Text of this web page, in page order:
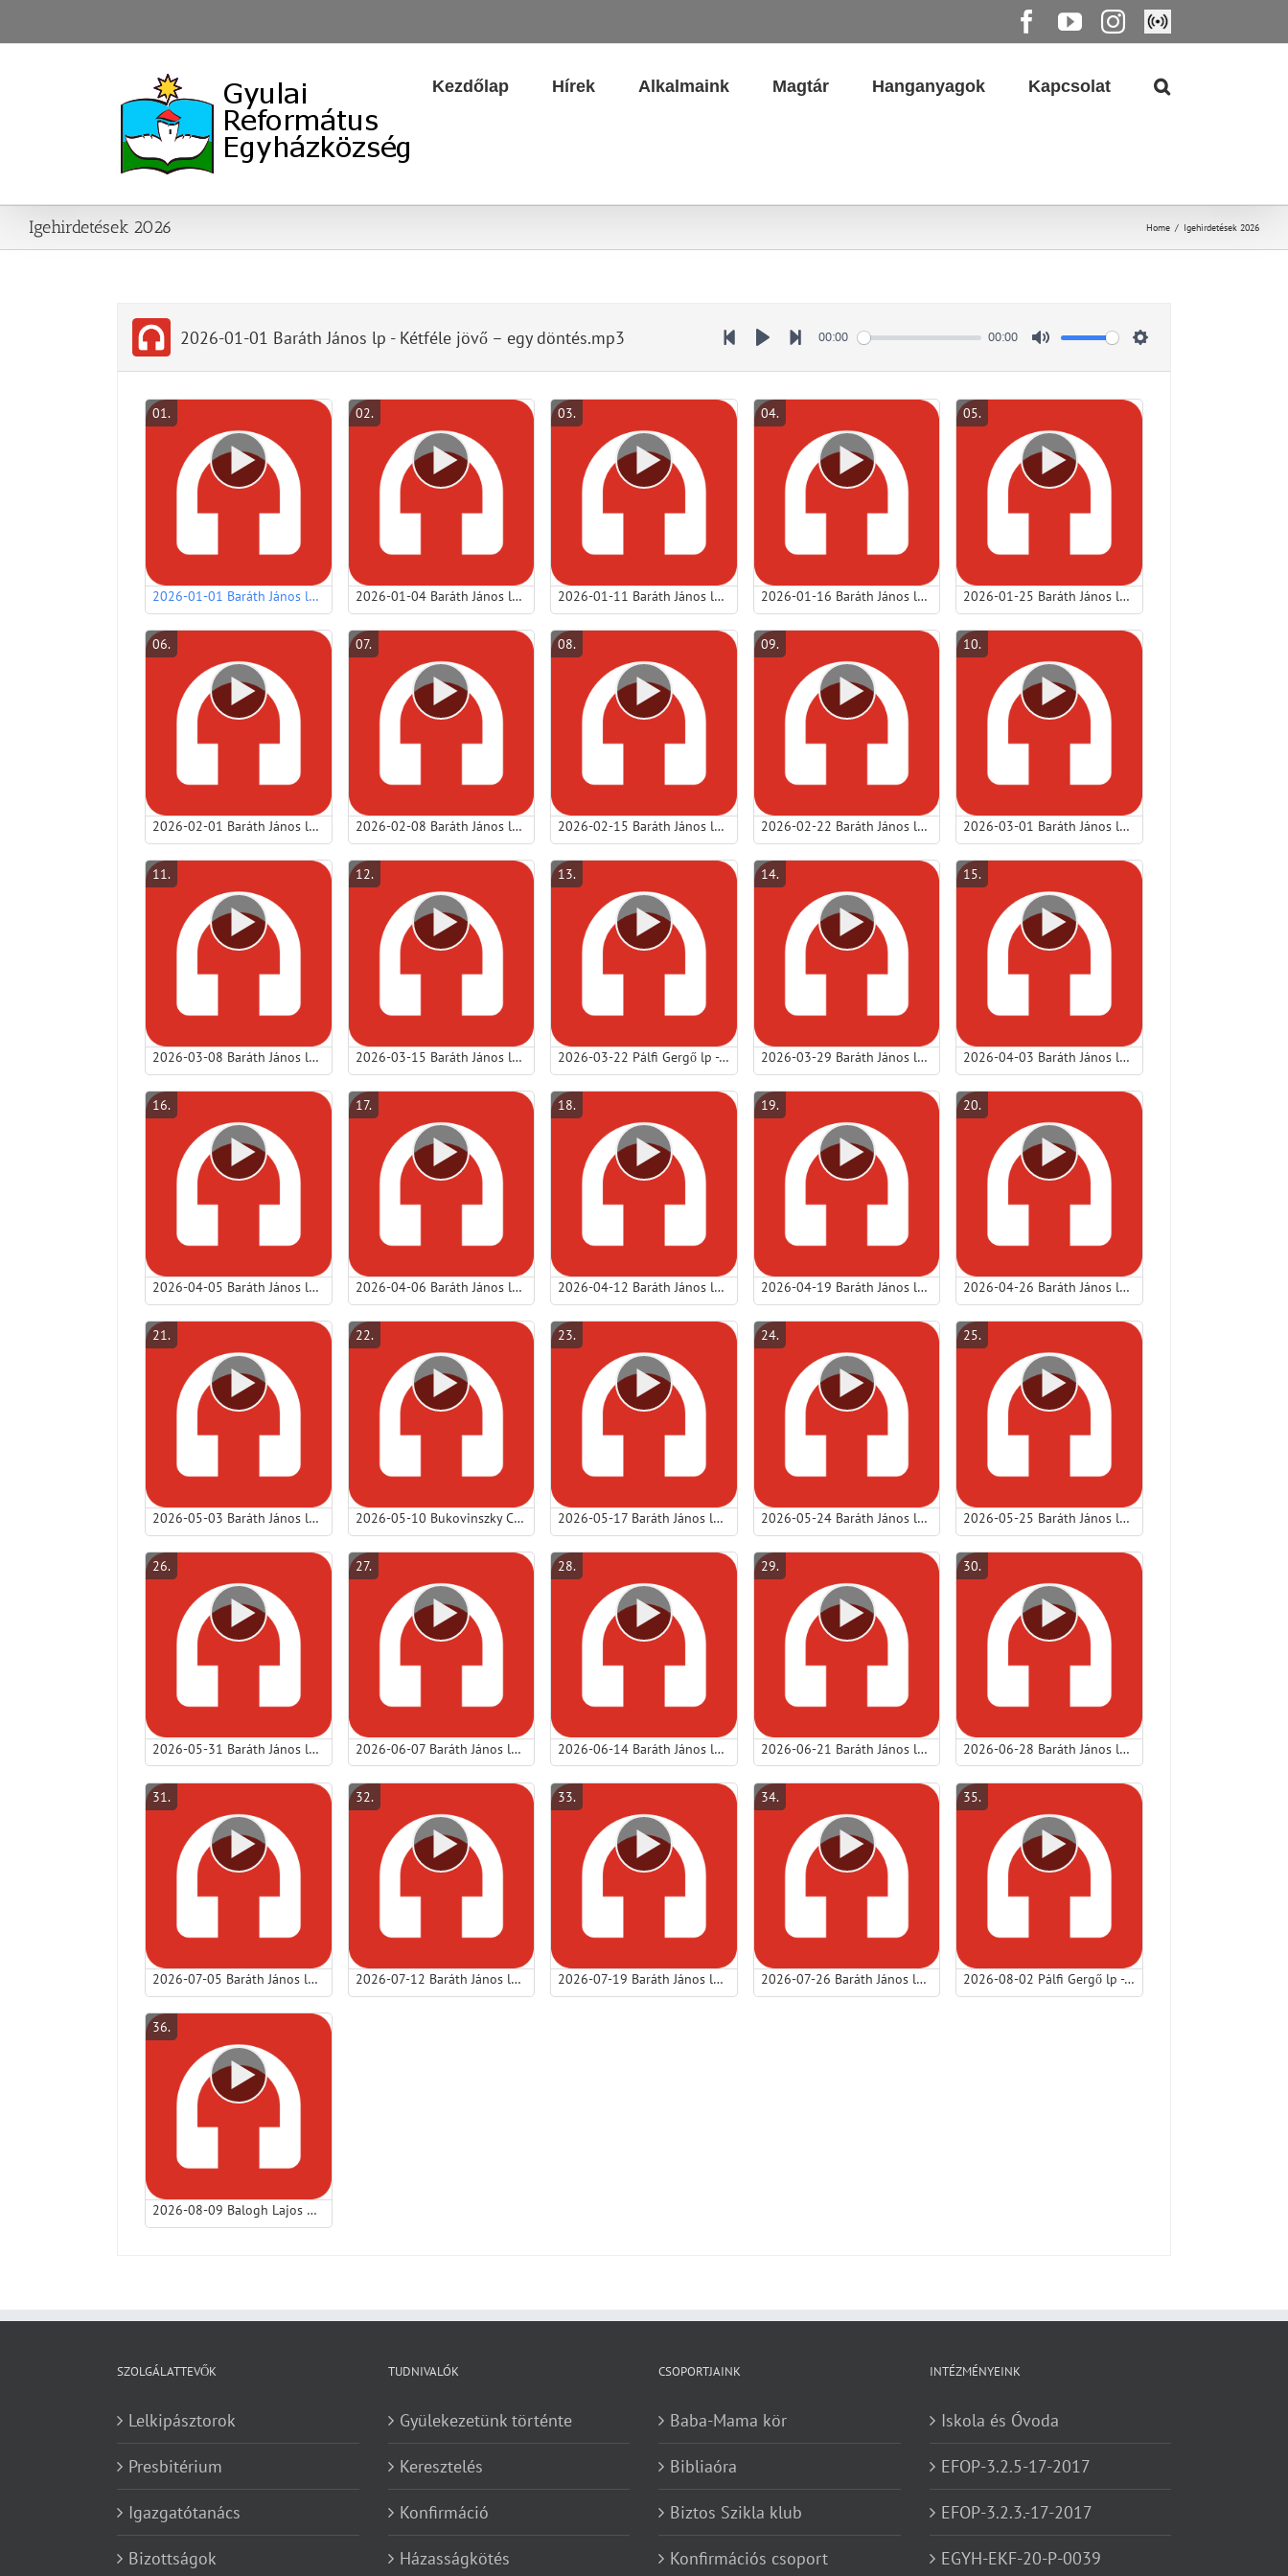
to
Facebook
YouTube
Instagram
Élő
közvetítés
Kezdőlap Hírek Alkalmaink Magtár Hanganyagok Kapcsolat
Igehirdetések 2026 Home / Igehirdetések 2026
2026-01-01 Baráth János lp - Kétféle jövő – egy döntés.mp3
00:00 00:00
01.
2026-01-01 Baráth János lp - Kétféle jövő – egy döntés.mp3
02.
2026-01-04 Baráth János lp - A csend, amely életre hív.mp3
03.
2026-01-11 Baráth János lp - Egy kérdés, ami mindent megváltoztat.mp3
04.
2026-01-16 Baráth János lp - Keresés és fáradozás: a veszendőtől a maradandóig.mp3
05.
2026-01-25 Baráth János lp - Jézus családjának a hitre jutása.mp3
06.
2026-02-01 Baráth János lp - A földre írt ítélet – és az égig érő kegyelem.mp3
07.
2026-02-08 Baráth János lp - A vak szíveknek is Jézus gyógyítására van szüksége!.mp3
08.
2026-02-15 Baráth János lp - Van, aki ismer, számontart és szeret.mp3
09.
2026-02-22 Baráth János lp - Van, aki segít!.mp3
10.
2026-03-01 Baráth János lp - Isten igéje megment és megítél.mp3
11.
2026-03-08 Baráth János lp - Nyugtalankodás helyett inkább higgy!.mp3
12.
2026-03-15 Baráth János lp - Önfeláldozó szeretet, megváltó szeretet.mp3
13.
2026-03-22 Pálfi Gergő lp - Kérjetek, hogy örömötök teljes legyen!.mp3
14.
2026-03-29 Baráth János lp - Virágvasárnapi örömök és könnyek.mp3
15.
2026-04-03 Baráth János lp - A megváltás ára: A kereszt - (Nagypéntek).mp3
16.
2026-04-05 Baráth János lp - Húsvét három nézőpontja - (Húsvétvasárnap).mp3
17.
2026-04-06 Baráth János lp - A Feltámadott hív: jöjjetek egyetek! - (Húsvéthétfő).mp3
18.
2026-04-12 Baráth János lp - Nem a tányérod, hanem a szíved számít.mp3
19.
2026-04-19 Baráth János lp - Négyféle szív, egyetlen Ige, örök következmény.mp3
20.
2026-04-26 Baráth János lp - A reménység, amely nem szégyenít meg.mp3
21.
2026-05-03 Baráth János lp - Egy nevetés útja: kétkedéstől a csodálkozásig.mp3
22.
2026-05-10 Bukovinszky Csáki Tünde lp - Engedelmesség és megszentelődés.mp3
23.
2026-05-17 Baráth János lp - A hit hallásból van.mp3
24.
2026-05-24 Baráth János lp - Pünkösdi láng – a küldetés tüze - (Pünkösdvasárnap).mp3
25.
2026-05-25 Baráth János lp - Pünkösdi láng – Vigasztaló Szentlélek - (Pünkösdhétfő).mp3
26.
2026-05-31 Baráth János lp - Pünkösdi láng – Kihez tartozom valójában?.mp3
27.
2026-06-07 Baráth János lp - Megerősítés.mp3
28.
2026-06-14 Baráth János lp - Találkozás Jézussal.mp3
29.
2026-06-21 Baráth János lp - Kicsi zsoltár nagy üzenete.mp3
30.
2026-06-28 Baráth János lp - A kereső ember és a kereső Isten.mp3
31.
2026-07-05 Baráth János lp - Az áldás, amely túlmutat rajtunk.mp3
32.
2026-07-12 Baráth János lp - Isten dicséretének három alapvető kérdése.mp3
33.
2026-07-19 Baráth János lp - Őszinte imádság nehéz időkben.mp3
34.
2026-07-26 Baráth János lp - Mit szeretnél hallani – és mit kellene meghallanod?.mp3
35.
2026-08-02 Pálfi Gergő lp - Isten jósága és emberszeretete.mp3
36.
2026-08-09 Balogh Lajos Barna ny. lp - Hálaadás.mp3
SZOLGÁLATTEVŐK
Lelkipásztorok
Presbitérium
Igazgatótanács
Bizottságok
TUDNIVALÓK
Gyülekezetünk történte
Keresztelés
Konfirmáció
Házasságkötés
CSOPORTJAINK
Baba-Mama kör
Bibliaóra
Biztos Szikla klub
Konfirmációs csoport
INTÉZMÉNYEINK
Iskola és Óvoda
EFOP-3.2.5-17-2017
EFOP-3.2.3.-17-2017
EGYH-EKF-20-P-0039